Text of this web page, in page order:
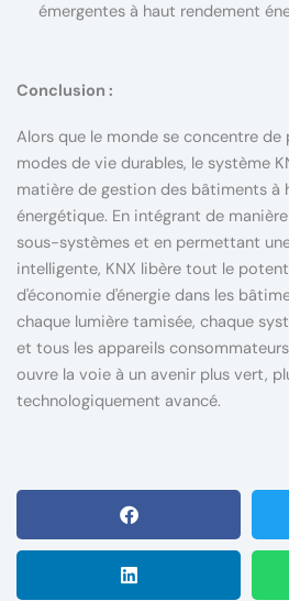
émergentes à haut rendement
Conclusion :
Alors que le monde se concentre de
modes de vie durables, le système
matière de gestion des bâtiments à
énergétique. En intégrant de
sous-systèmes et en permettant
intelligente, KNX libère tout le
d'économie d'énergie dans les
chaque lumière tamisée, chaque
et tous les appareils
ouvre la voie à un avenir plus vert,
technologiquement avancé.